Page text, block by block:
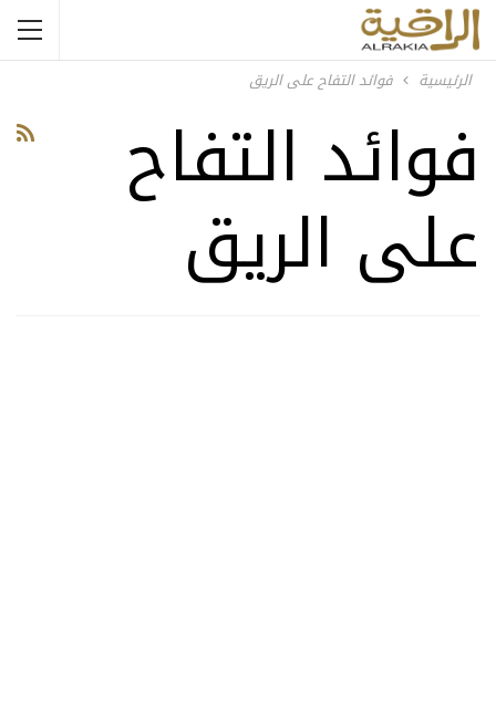
الرئيسية فوائد التفاح على الريق
فوائد التفاح
على الريق